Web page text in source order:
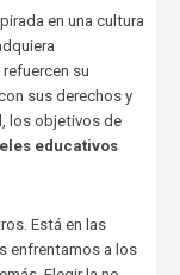
en una cultura
su
sus derechos y
los objetivos de
educativos
Está en las
enfrentamos a los